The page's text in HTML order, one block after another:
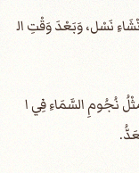
نَسْل، وَبَعْدَ وَقْتِ ال
نُجُومِ السَّمَاءِ فِي ا